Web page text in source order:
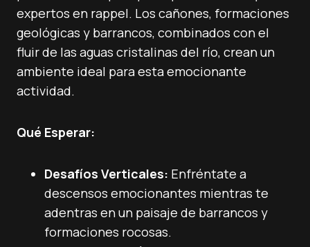
expertos en rappel. Los cañones, formaciones
geológicas y barrancos, combinados con el
fluir de las aguas cristalinas del río, crean un
ambiente ideal para esta emocionante
actividad.
Qué Esperar:
Desafíos Verticales: Enfréntate a
descensos emocionantes mientras te
adentras en un paisaje de barrancos y
formaciones rocosas.